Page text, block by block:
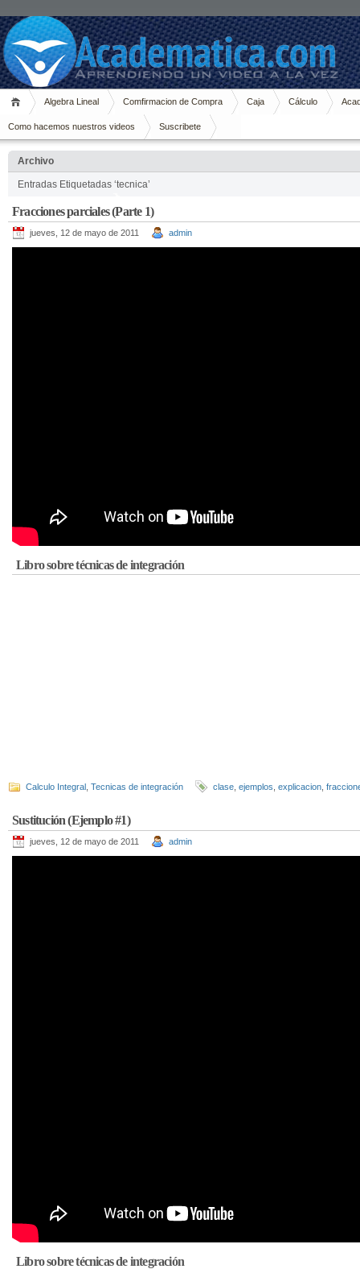
Algebra Lineal Comfirmacion de Compra Caja Cálculo
Como hacemos nuestros videos Suscribete
Archivo
Entradas Etiquetadas ‘tecnica’
Fracciones parciales (Parte 1)
jueves, 12 de mayo de 2011 admin
Libro sobre técnicas de integración
Calculo Integral Tecnicas de integración clase ejemplos explicacion
Sustitución (Ejemplo #1)
jueves, 12 de mayo de 2011 admin
Libro sobre técnicas de integración